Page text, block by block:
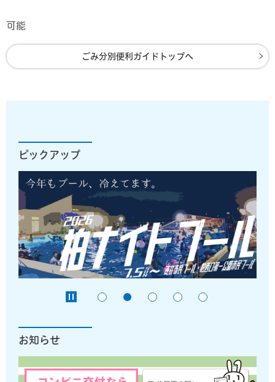
可能
ごみ分別便利ガイドトップへ
ピックアップ
お知らせ